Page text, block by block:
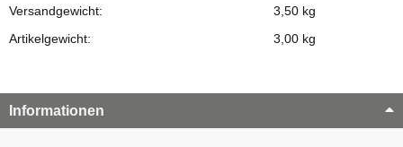
Versandgewicht:
3,50 kg
Artikelgewicht:
3,00 kg
Informationen